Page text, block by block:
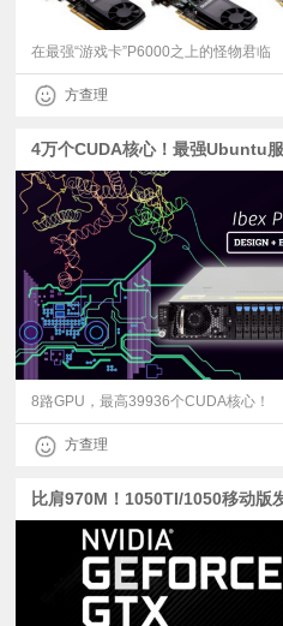
在最强“游戏卡”P6000之上的怪物君临
方查理
4万个CUDA核心！最强Ubuntu
8路GPU，最高39936个CUDA核心！
方查理
比肩970M！1050TI/1050移动版